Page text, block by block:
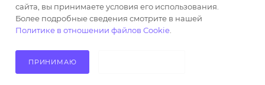
Использование любых материалов, опубликованных
на https://opt-milena.ru, допустимо только при
наличии письменного разрешения редакции и
активной ссылки на https://opt-milena.ru
сайта, вы принимаете условия его использования.
Более подробные сведения смотрите в нашей
Политике в отношении файлов Cookie
ПРИНИМАЮ